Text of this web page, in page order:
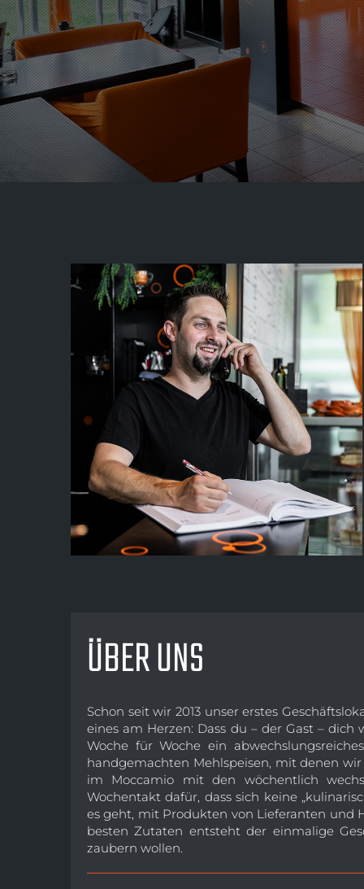
ÜBER UNS
Schon seit wir 2013 unser erstes
eines am Herzen: Dass du – der Gast –
Woche für Woche ein
handgemachten Mehlspeisen, mit denen
im Moccamio mit den wöchentlich
Wochentakt dafür, dass sich keine
es geht, mit Produkten von Lieferanten und
besten Zutaten entsteht der einmalige
zaubern wollen.